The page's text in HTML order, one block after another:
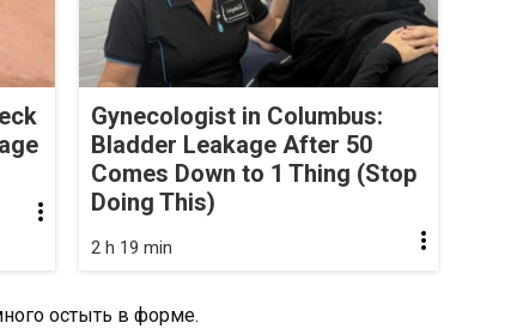
Gynecologist in Columbus:
Bladder Leakage After 50
Comes Down to 1 Thing (Stop
Doing This)
2 h 19 min
остыть в форме.